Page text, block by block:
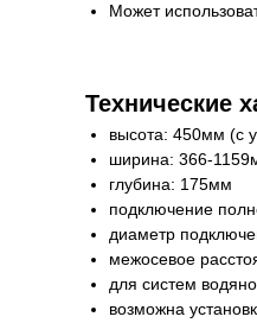
Может
Технические
высота: 450мм (с
ширина: 366-
глубина: 175мм
подключение
диаметр
межосевое
для систем
возможна